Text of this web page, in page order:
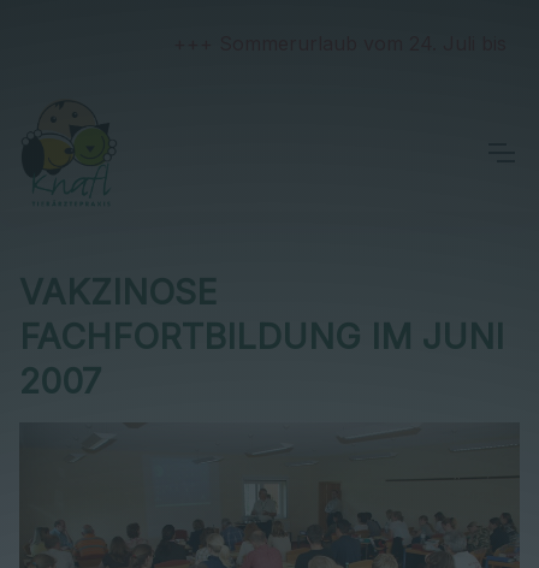
VAKZINOSE
FACHFORTBILDUNG IM JUNI
2007